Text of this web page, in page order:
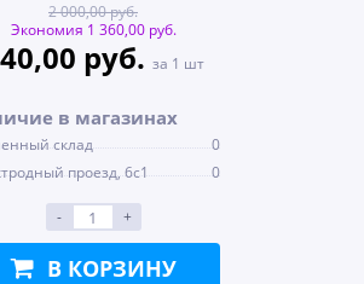
2 000,00 руб.
Экономия 1 360,00 руб.
руб. за 1 шт
в магазинах
склад
0
проезд, 6с1
0
- +
В КОРЗИНУ